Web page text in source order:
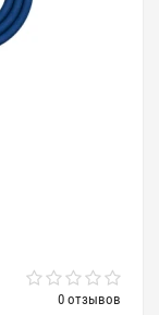
0 отзывов